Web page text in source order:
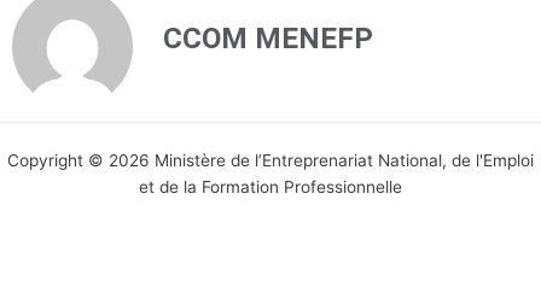
CCOM MENEFP
Copyright © 2026 Ministère de l’Entreprenariat National, de l'Emploi
et de la Formation Professionnelle